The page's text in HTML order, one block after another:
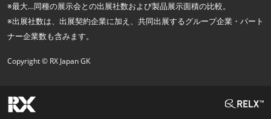
※最大…同種の展示会との出展社数および製品展示面積の比較。
※出展社数は、出展契約企業に加え、共同出展するグループ企業・パート
ナー企業数も含みます。
Copyright © RX Japan GK